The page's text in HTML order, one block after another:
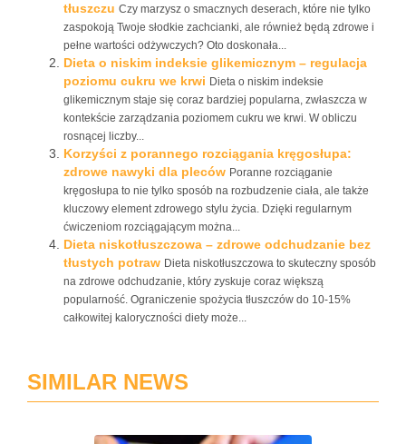
tłuszczu Czy marzysz o smacznych deserach, które nie tylko
zaspokoją Twoje słodkie zachcianki, ale również będą zdrowe i
pełne wartości odżywczych? Oto doskonała...
Dieta o niskim indeksie glikemicznym – regulacja
poziomu cukru we krwi Dieta o niskim indeksie
glikemicznym staje się coraz bardziej popularna, zwłaszcza w
kontekście zarządzania poziomem cukru we krwi. W obliczu
rosnącej liczby...
Korzyści z porannego rozciągania kręgosłupa:
zdrowe nawyki dla pleców Poranne rozciąganie
kręgosłupa to nie tylko sposób na rozbudzenie ciała, ale także
kluczowy element zdrowego stylu życia. Dzięki regularnym
ćwiczeniom rozciągającym można...
Dieta niskotłuszczowa – zdrowe odchudzanie bez
tłustych potraw Dieta niskotłuszczowa to skuteczny sposób
na zdrowe odchudzanie, który zyskuje coraz większą
popularność. Ograniczenie spożycia tłuszczów do 10-15%
całkowitej kaloryczności diety może...
SIMILAR NEWS